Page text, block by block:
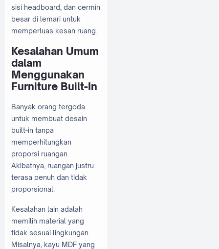
sisi headboard, dan cermin
besar di lemari untuk
memperluas kesan ruang.
Kesalahan Umum
dalam
Menggunakan
Furniture Built-In
Banyak orang tergoda
untuk membuat desain
built-in tanpa
memperhitungkan
proporsi ruangan.
Akibatnya, ruangan justru
terasa penuh dan tidak
proporsional.
Kesalahan lain adalah
memilih material yang
tidak sesuai lingkungan.
Misalnya, kayu MDF yang